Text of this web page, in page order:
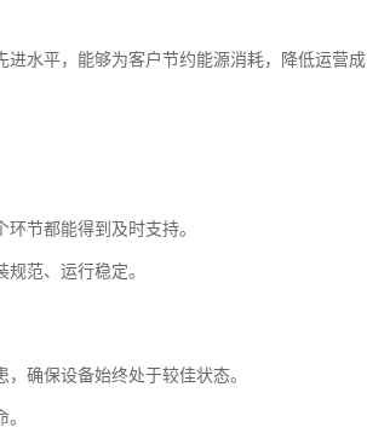
水平，能够为客户节约能源消耗，降低运营成
节都能得到及时支持。
范、运行稳定。
确保设备始终处于较佳状态。